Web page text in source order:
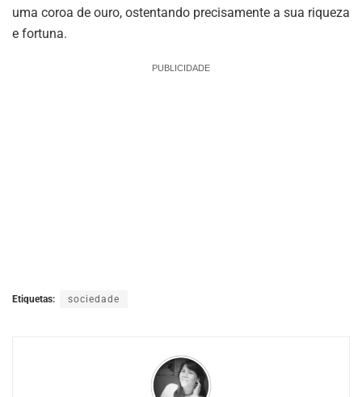
uma coroa de ouro, ostentando precisamente a sua riqueza
e fortuna.
PUBLICIDADE
Etiquetas: sociedade